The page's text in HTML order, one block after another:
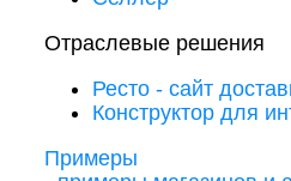
Отраслевые решения
Ресто - сайт
Конструктор для
Примеры